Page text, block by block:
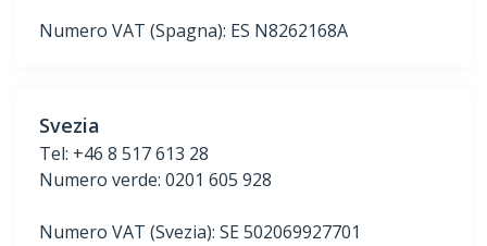
Numero VAT (Spagna): ES N8262168A
Svezia
Tel: +46 8 517 613 28
Numero verde: 0201 605 928
Numero VAT (Svezia): SE 502069927701